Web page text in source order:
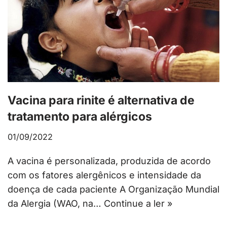
Vacina para rinite é alternativa de
tratamento para alérgicos
01/09/2022
A vacina é personalizada, produzida de acordo
com os fatores alergênicos e intensidade da
doença de cada paciente A Organização Mundial
da Alergia (WAO, na… Continue a ler »